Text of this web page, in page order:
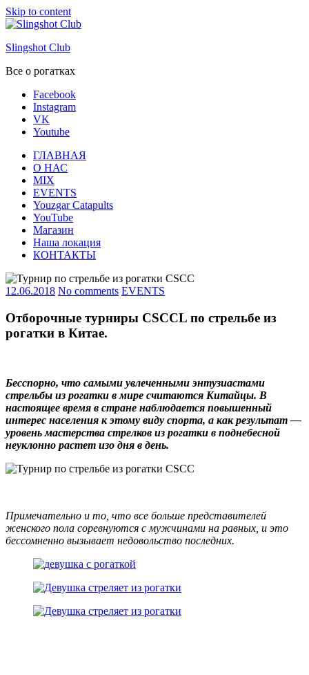
Skip to content
Slingshot Club
Все о рогатках
Facebook
Instagram
VK
Youtube
ГЛАВНАЯ
О НАС
MIX
EVENTS
Youzgar Catapults
YouTube
Магазин
Наша локация
КОНТАКТЫ
12.06.2018 No comments EVENTS
Отборочные турниры CSCCL по стрельбе из
рогатки в Китае.
Бесспорно, что самыми увлеченными энтузиастами
стрельбы из рогатки в мире считаются Китайцы. В
настоящее время в стране наблюдается повышенный
интерес населения к этому виду спорта, а как результат —
уровень мастерства стрелков из рогатки в поднебесной
неуклонно растет изо дня в день.
Примечательно и то, что все больше представителей
женского пола соревнуются с мужчинами на равных, и это
бессомненно вызывает недовольство последних.